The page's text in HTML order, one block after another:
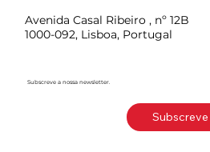
Avenida Casal Ribeiro , nº 12B
1000-092, Lisboa, Portugal
Subscreve a nossa newsletter.
Subscreve